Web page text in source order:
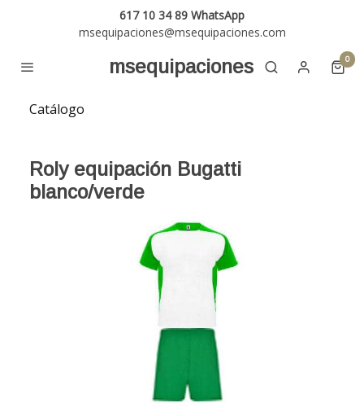
617 10 34 89 WhatsApp
msequipaciones@msequipaciones.com
msequipaciones 0
Catálogo
Roly equipación Bugatti
blanco/verde